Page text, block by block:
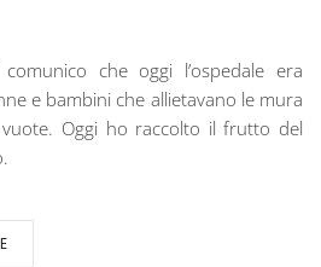
che oggi l’ospedale era
e bambini che allietavano le mura
Oggi ho raccolto il frutto del